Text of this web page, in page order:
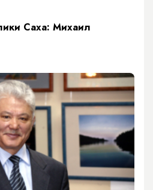
Саха: Михаил